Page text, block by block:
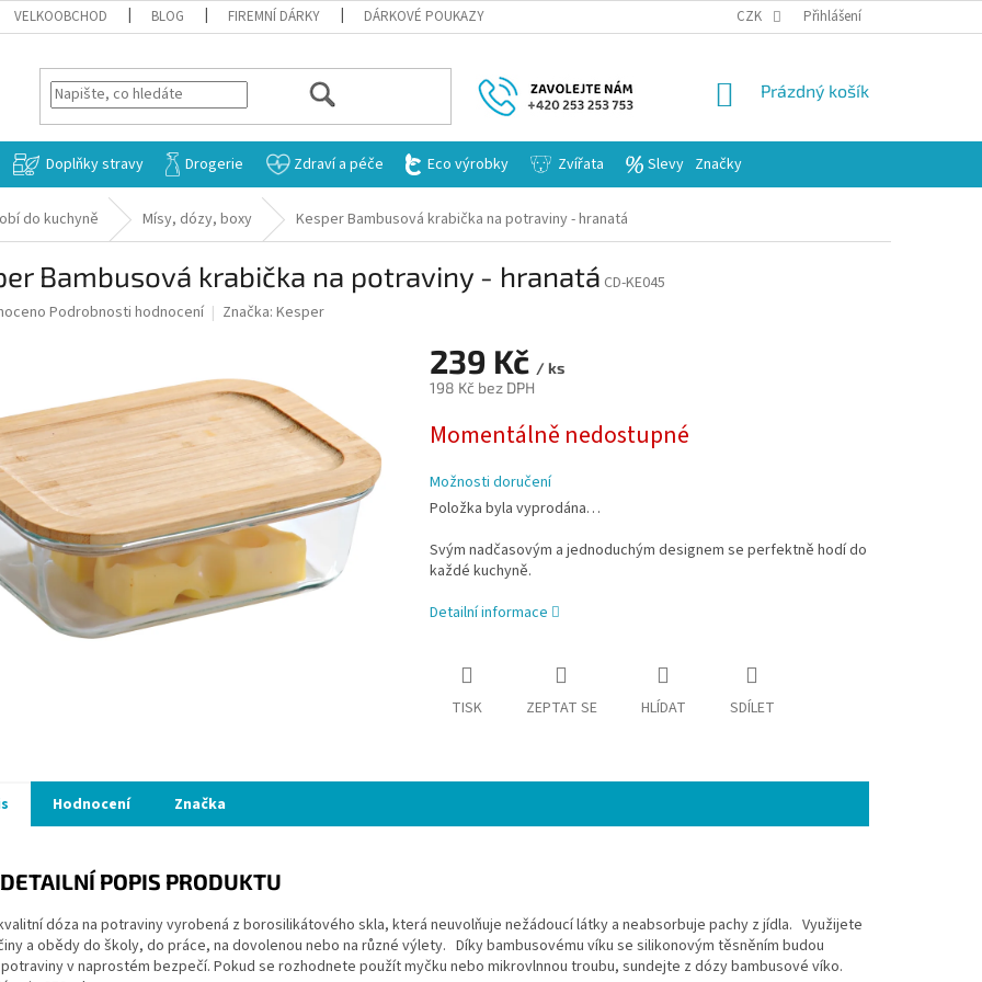
VELKOOBCHOD BLOG FIREMNÍ DÁRKY DÁRKOVÉ POUKAZY CZK Přihlášení
HLEDAT
NÁKUPNÍ
Prázdný košík
Doplňky stravy Drogerie Zdraví a péče Eco výrobky Zvířata Slevy Značky
do kuchyně Mísy, dózy, boxy Kesper Bambusová krabička na potraviny - hranatá
Bambusová krabička na potraviny - hranatá CD-KE045
Podrobnosti hodnocení Značka: Kesper
239 Kč / ks
198 Kč bez DPH
cena:
Momentálně nedostupné
Možnosti doručení
Položka byla vyprodána…
Svým nadčasovým a jednoduchým designem se perfektně hodí do
každé kuchyně.
Detailní informace
TISK ZEPTAT SE HLÍDAT SDÍLET
Hodnocení Značka
DETAILNÍ POPIS PRODUKTU
dóza na potraviny vyrobená z borosilikátového skla, která neuvolňuje nežádoucí látky a neabsorbuje pachy z jídla. Využijete
a obědy do školy, do práce, na dovolenou nebo na různé výlety. Díky bambusovému víku se silikonovým těsněním budou
v naprostém bezpečí. Pokud se rozhodnete použít myčku nebo mikrovlnnou troubu, sundejte z dózy bambusové víko.